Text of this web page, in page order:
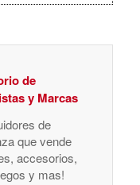
de
y Marcas
de
que vende
accesorios,
y mas!